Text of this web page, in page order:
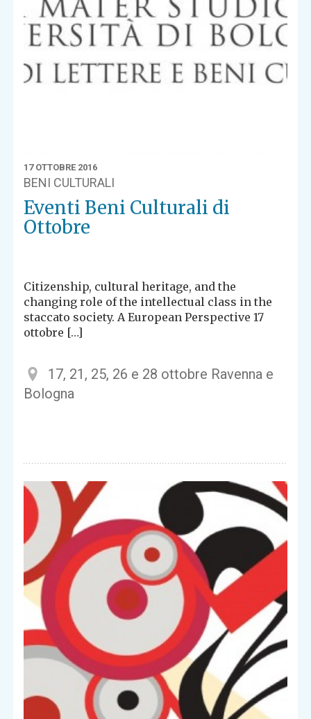
17 OTTOBRE 2016
BENI CULTURALI
Eventi Beni Culturali di
Ottobre
Citizenship, cultural heritage, and the
changing role of the intellectual class in the
staccato society. A European Perspective 17
ottobre […]
17, 21, 25, 26 e 28 ottobre Ravenna e
Bologna